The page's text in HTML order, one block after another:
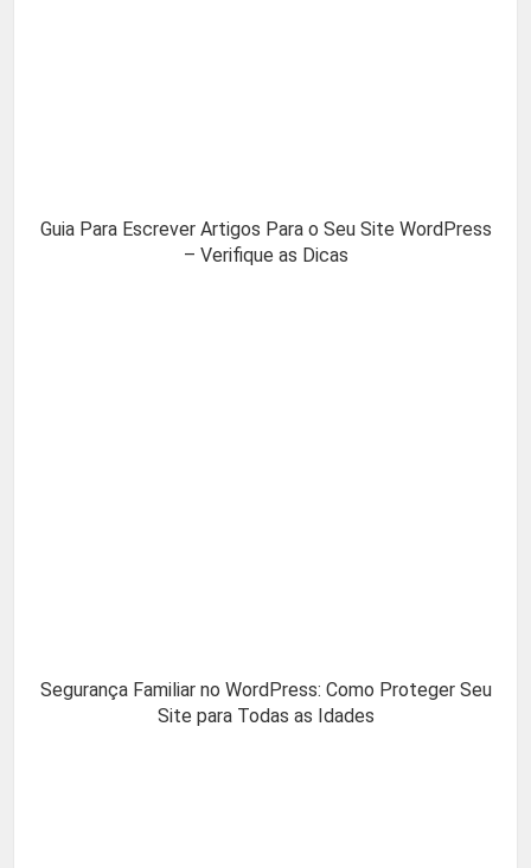
Guia Para Escrever Artigos Para o Seu Site WordPress
– Verifique as Dicas
Segurança Familiar no WordPress: Como Proteger Seu
Site para Todas as Idades